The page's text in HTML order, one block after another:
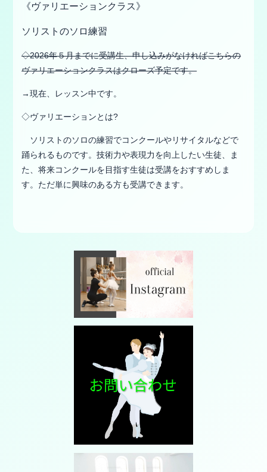
《ヴァリエーションクラス》
ソリストのソロ練習
◇2026年５月までに受講生、申し込みがなければこちらの
ヴァリエーションクラスはクローズ予定です。
→現在、レッスン中です。
◇ヴァリエーションとは?
ソリストのソロの練習でコンクールやリサイタルなどで
踊られるものです。技術力や表現力を向上したい生徒、ま
た、将来コンクールを目指す生徒は受講をおすすめしま
す。ただ単に興味のある方も受講できます。